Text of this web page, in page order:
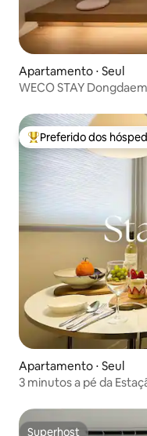
Apartamento ⋅ Seul
WECO STAY
Entre os melhores
Preferido dos
Apartamento ⋅ Seul
3 minutos a pé da
minimalista de
Superhost